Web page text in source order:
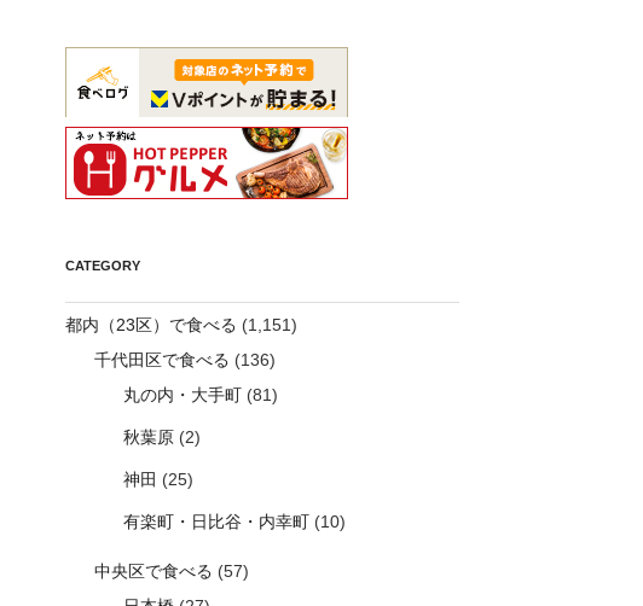
CATEGORY
都内（23区）で食べる (1,151)
千代田区で食べる (136)
丸の内・大手町 (81)
秋葉原 (2)
神田 (25)
有楽町・日比谷・内幸町 (10)
中央区で食べる (57)